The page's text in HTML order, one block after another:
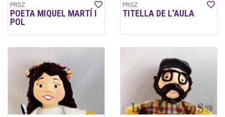
PRSZ
POETA MIQUEL MARTÍ I
POL
PRSZ
TITELLA DE L'AULA